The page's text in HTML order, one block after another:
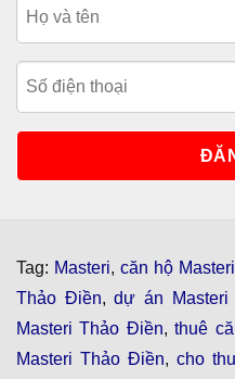
Tag: Masteri,căn hộ
Thảo Điền,dự án Masteri
Masteri Thảo Điền,thuê
Masteri Thảo Điền, cho